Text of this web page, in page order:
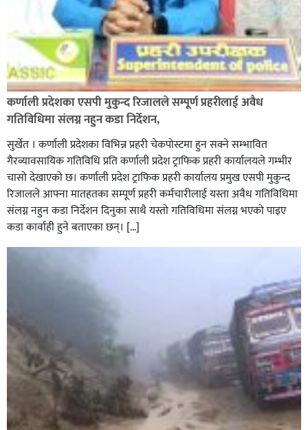
कर्णाली प्रदेशका एसपी मुकुन्द रिजालले सम्पूर्ण प्रहरीलाई अवैध
गतिविधिमा संलग्न नहुन कडा निर्देशन,
सुर्खेत । कर्णाली प्रदेशका विभिन्न प्रहरी चेकपोस्टमा हुन सक्ने सम्भावित
गैरव्यावसायिक गतिविधि प्रति कर्णाली प्रदेश ट्राफिक प्रहरी कार्यालयले गम्भीर
चासो देखाएको छ। कर्णाली प्रदेश ट्राफिक प्रहरी कार्यालय प्रमुख एसपी मुकुन्द
रिजालले आफ्ना मातहतका सम्पूर्ण प्रहरी कर्मचारीलाई यस्ता अवैध गतिविधिमा
संलग्न नहुन कडा निर्देशन दिनुका साथै यस्तो गतिविधिमा संलग्न भएको पाइए
कडा कार्वाही हुने बताएका छन्। […]